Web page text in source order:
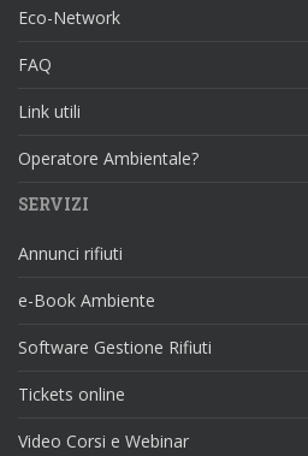
Eco-Network
FAQ
Link utili
Operatore Ambientale?
SERVIZI
Annunci rifiuti
e-Book Ambiente
Software Gestione Rifiuti
Tickets online
Video Corsi e Webinar